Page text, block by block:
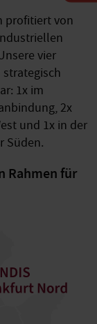
profitiert von
vier
strategisch
1x im
2x
und 1x in der
Süden.
Rahmen für